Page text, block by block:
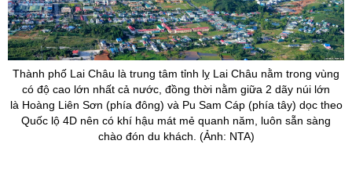
Thành phố Lai Châu là trung tâm tỉnh lỵ Lai Châu nằm trong vùng
có độ cao lớn nhất cả nước, đồng thời nằm giữa 2 dãy núi lớn
là Hoàng Liên Sơn (phía đông) và Pu Sam Cáp (phía tây) dọc theo
Quốc lộ 4D nên có khí hậu mát mẻ quanh năm, luôn sẵn sàng
chào đón du khách. (Ảnh: NTA)